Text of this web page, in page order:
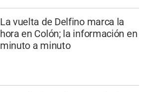
La vuelta de Delfino marca la
hora en Colón; la información en
minuto a minuto